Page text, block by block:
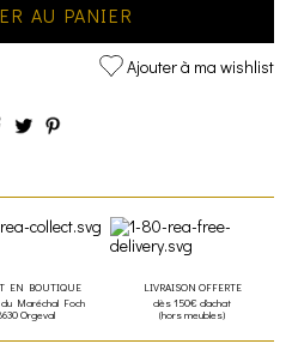
AU PANIER
Ajouter à ma wishlist
EN BOUTIQUE
du Maréchal Foch
Orgeval
LIVRAISON OFFERTE
dès 150€ d'achat
(hors meubles)